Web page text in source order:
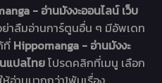
- อ่านมังงะออนไลน์ เว็บ
ย่าลืมอ่านการ์ตูนอื่น ๆ มีอัพเดท
ที่ Hippomanga - อ่านมังงะ
แปลไทยโปรดคลิกที่เมนู เลือก